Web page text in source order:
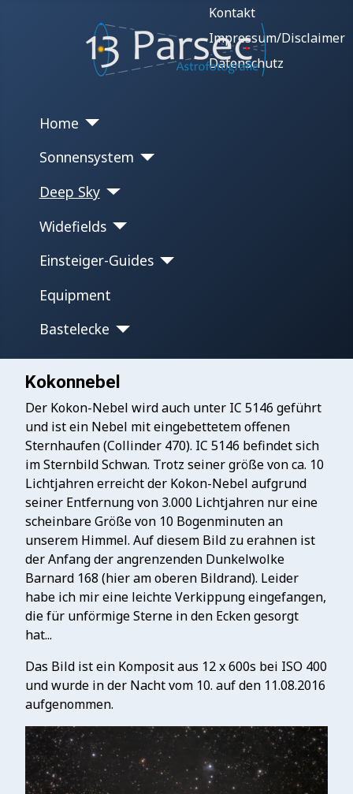
Kontakt
Impressum/Disclaimer
Datenschutz
Home
Sonnensystem
Deep Sky
Widefields
Einsteiger-Guides
Equipment
Bastelecke
Kokonnebel
Der Kokon-Nebel wird auch unter IC 5146 geführt
und ist ein Nebel mit eingebettetem offenen
Sternhaufen (Collinder 470). IC 5146 befindet sich
im Sternbild Schwan. Trotz seiner größe von ca. 10
Lichtjahren erreicht der Kokon-Nebel aufgrund
seiner Entfernung von 3.000 Lichtjahren nur eine
scheinbare Größe von 10 Bogenminuten an
unserem Himmel. Auf diesem Bild zu erahnen ist
der Anfang der angrenzenden Dunkelwolke
Barnard 168 (hier am oberen Bildrand). Leider
habe ich mir eine leichte Verkippung eingefangen,
die für unförmige Sterne in den Ecken gesorgt
hat...
Das Bild ist ein Komposit aus 12 x 600s bei ISO 400
und wurde in der Nacht vom 10. auf den 11.08.2016
aufgenommen.